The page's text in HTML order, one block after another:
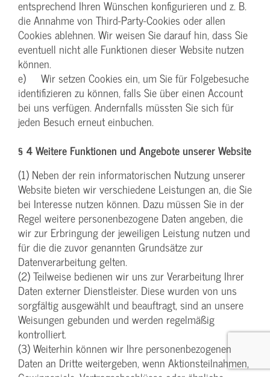
entsprechend Ihren Wünschen konfigurieren und z. B.
die Annahme von Third-Party-Cookies oder allen
Cookies ablehnen. Wir weisen Sie darauf hin, dass Sie
eventuell nicht alle Funktionen dieser Website nutzen
können.
e) Wir setzen Cookies ein, um Sie für Folgebesuche
identifizieren zu können, falls Sie über einen Account
bei uns verfügen. Andernfalls müssten Sie sich für
jeden Besuch erneut einbuchen.
§ 4 Weitere Funktionen und Angebote unserer Website
(1) Neben der rein informatorischen Nutzung unserer
Website bieten wir verschiedene Leistungen an, die Sie
bei Interesse nutzen können. Dazu müssen Sie in der
Regel weitere personenbezogene Daten angeben, die
wir zur Erbringung der jeweiligen Leistung nutzen und
für die die zuvor genannten Grundsätze zur
Datenverarbeitung gelten.
(2) Teilweise bedienen wir uns zur Verarbeitung Ihrer
Daten externer Dienstleister. Diese wurden von uns
sorgfältig ausgewählt und beauftragt, sind an unsere
Weisungen gebunden und werden regelmäßig
kontrolliert.
(3) Weiterhin können wir Ihre personenbezogenen
Daten an Dritte weitergeben, wenn Aktionsteilnahmen,